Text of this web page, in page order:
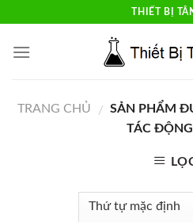
content
THIẾT BỊ
TRANG CHỦ / SẢN PHẨM
TÁC